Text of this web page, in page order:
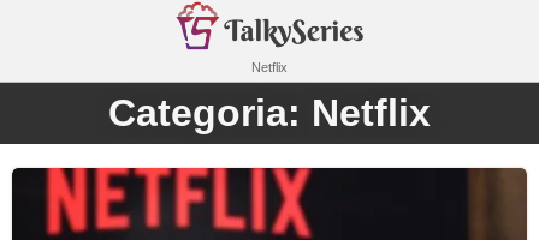
Netflix
Categoria: Netflix